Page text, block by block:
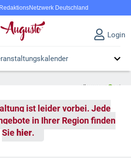
Deutschland
Login
ist leider vorbei. Jede
in Ihrer Region finden
Sie hier.